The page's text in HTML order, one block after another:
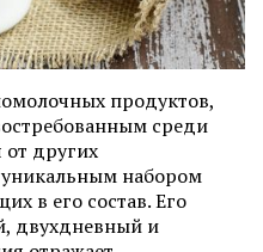
продуктов,
среди
от других
набором
в его состав. Его
двухдневный и